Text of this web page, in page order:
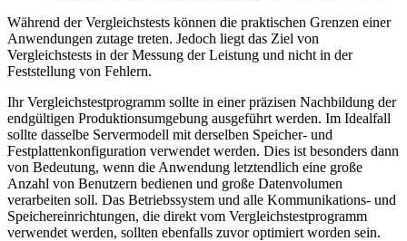
Während der Vergleichstests können die praktischen Grenzen einer
Anwendungen zutage treten. Jedoch liegt das Ziel von
Vergleichstests in der Messung der Leistung und nicht in der
Feststellung von Fehlern.
Ihr Vergleichstestprogramm sollte in einer präzisen Nachbildung der
endgültigen Produktionsumgebung ausgeführt werden. Im Idealfall
sollte dasselbe Servermodell mit derselben Speicher- und
Festplattenkonfiguration verwendet werden. Dies ist besonders dann
von Bedeutung, wenn die Anwendung letztendlich eine große
Anzahl von Benutzern bedienen und große Datenvolumen
verarbeiten soll. Das Betriebssystem und alle Kommunikations- und
Speichereinrichtungen, die direkt vom Vergleichstestprogramm
verwendet werden, sollten ebenfalls zuvor optimiert worden sein.